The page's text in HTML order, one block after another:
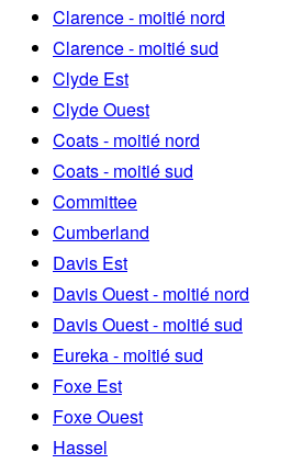
Clarence - moitié nord
Clarence - moitié sud
Clyde Est
Clyde Ouest
Coats - moitié nord
Coats - moitié sud
Committee
Cumberland
Davis Est
Davis Ouest - moitié nord
Davis Ouest - moitié sud
Eureka - moitié sud
Foxe Est
Foxe Ouest
Hassel